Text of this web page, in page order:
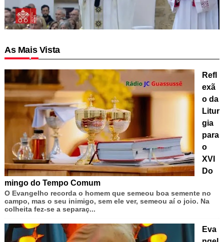
As Mais Vista
Refl
exã
o da
Litur
gia
para
o
XVI
Do
mingo do Tempo Comum
O Evangelho recorda o homem que semeou boa semente no
campo, mas o seu inimigo, sem ele ver, semeou aí o joio. Na
colheita fez-se a separaç...
Eva